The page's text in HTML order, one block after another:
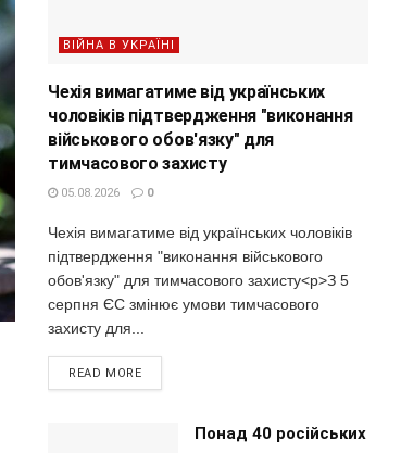
ВІЙНА В УКРАЇНІ
Чехія вимагатиме від українських
чоловіків підтвердження "виконання
військового обов'язку" для
тимчасового захисту
05.08.2026 0
Чехія вимагатиме від українських чоловіків
підтвердження "виконання військового
обов'язку" для тимчасового захисту<p>З 5
серпня ЄС змінює умови тимчасового
захисту для...
READ MORE
Понад 40 російських